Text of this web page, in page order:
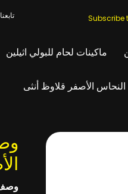
Subscribe تابعنا
ماكينات لحام للبولي اثيلين
الأصفر قلاوظ أنثى
وصف